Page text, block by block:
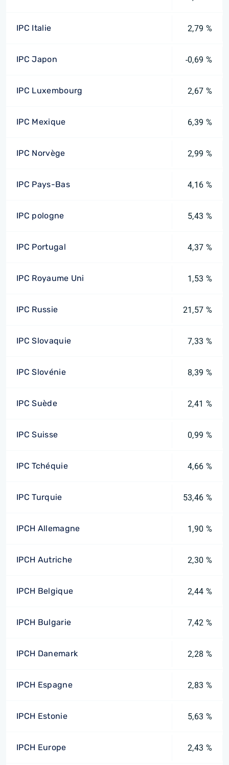
IPC Italie 2,79 %
IPC Japon -0,69 %
IPC Luxembourg 2,67 %
IPC Mexique 6,39 %
IPC Norvège 2,99 %
IPC Pays-Bas 4,16 %
IPC pologne 5,43 %
IPC Portugal 4,37 %
IPC Royaume Uni 1,53 %
IPC Russie 21,57 %
IPC Slovaquie 7,33 %
IPC Slovénie 8,39 %
IPC Suède 2,41 %
IPC Suisse 0,99 %
IPC Tchéquie 4,66 %
IPC Turquie 53,46 %
IPCH Allemagne 1,90 %
IPCH Autriche 2,30 %
IPCH Belgique 2,44 %
IPCH Bulgarie 7,42 %
IPCH Danemark 2,28 %
IPCH Espagne 2,83 %
IPCH Estonie 5,63 %
IPCH Europe 2,43 %